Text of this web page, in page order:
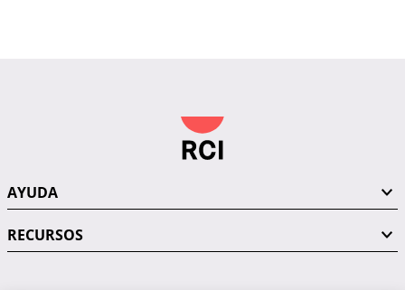
AYUDA
RECURSOS